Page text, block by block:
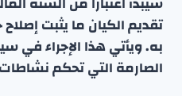
تقديم الكيان ما يثبت
به. ويأتي هذا الإجراء في
الصارمة التي تحكم